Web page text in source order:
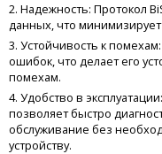
2. Надежность: Протокол
данных, что
3. Устойчивость к
ошибок, что делает его
помехам.
4. Удобство в
позволяет быстро
обслуживание без
устройству.